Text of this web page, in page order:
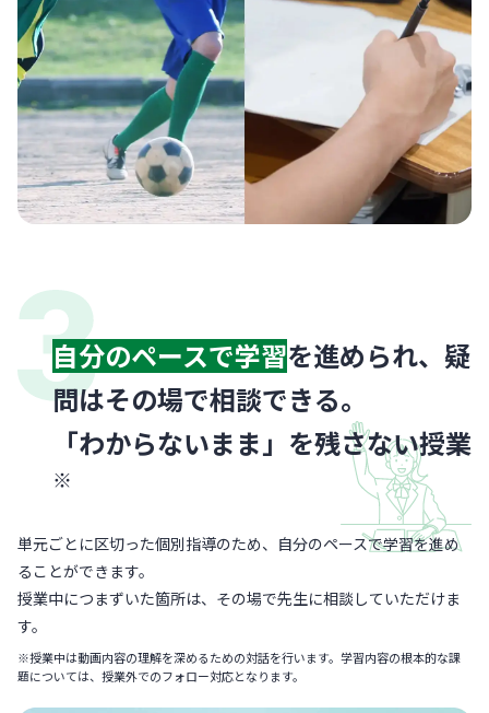
自分のペースで学習を進められ、疑
問はその場で相談できる。
「わからないまま」を残さない授業
※
単元ごとに区切った個別指導のため、自分のペースで学習を進め
ることができます。
授業中につまずいた箇所は、その場で先生に相談していただけま
す。
※授業中は動画内容の理解を深めるための対話を行います。学習内容の根本的な課
題については、授業外でのフォロー対応となります。